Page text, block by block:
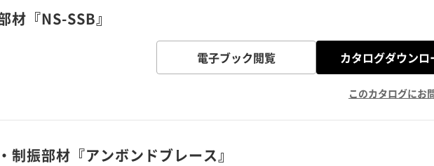
材『NS-SSB』
電子ブック閲覧 カタログダウンロ
このカタログにお
制振部材『アンボンドブレース』